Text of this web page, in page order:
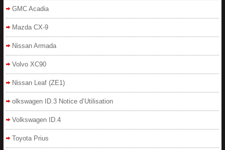
GMC Acadia
Mazda CX-9
Nissan Armada
Volvo XC90
Nissan Leaf (ZE1)
olkswagen ID.3 Notice d’Utilisation
Volkswagen ID.4
Toyota Prius